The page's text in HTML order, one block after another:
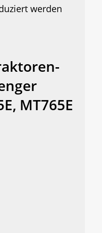
werden
MT765E